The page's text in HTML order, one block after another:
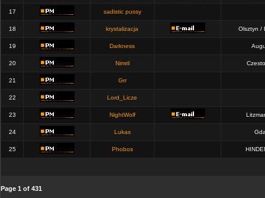
17 sadistic pussy
18 krystalizacja Olsztyn /
19 Darkness
20 Nimril
21 Grr
22 Lord_Licze
23 NightWolf
24 Lukas
25 Phobos
Page 1 of 431